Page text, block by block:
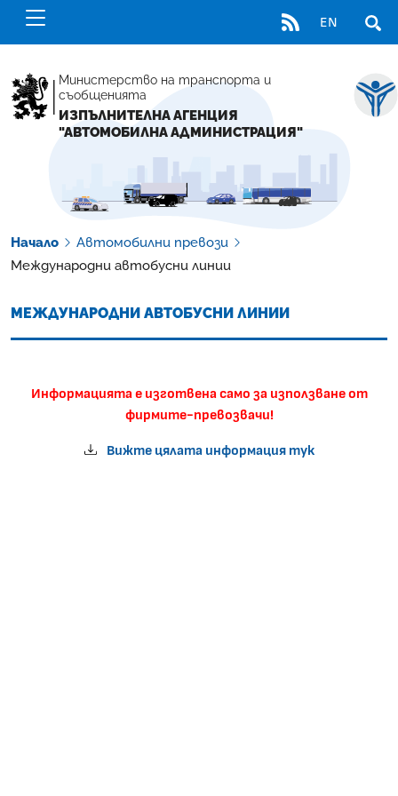
RSS EN
Министерство на транспорта и
съобщенията
ИЗПЪЛНИТЕЛНА АГЕНЦИЯ
"АВТОМОБИЛНА АДМИНИСТРАЦИЯ"
Начало
Автомобилни превози
Международни автобусни линии
МЕЖДУНАРОДНИ АВТОБУСНИ ЛИНИИ
Информацията е изготвена само за използване от
фирмите-превозвачи!
Вижте цялата информация тук